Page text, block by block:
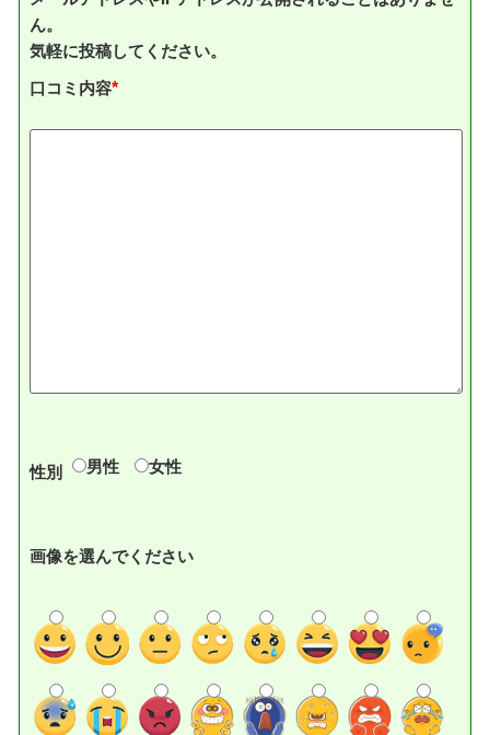
ん。
気軽に投稿してください。
口コミ内容*
性別 男性 女性
画像を選んでください